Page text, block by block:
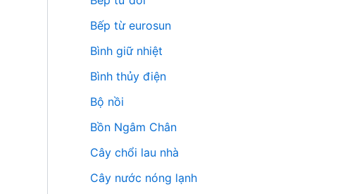
Bếp từ eurosun
Bình giữ nhiệt
Bình thủy điện
Bộ nồi
Bồn Ngâm Chân
Cây chổi lau nhà
Cây nước nóng lạnh